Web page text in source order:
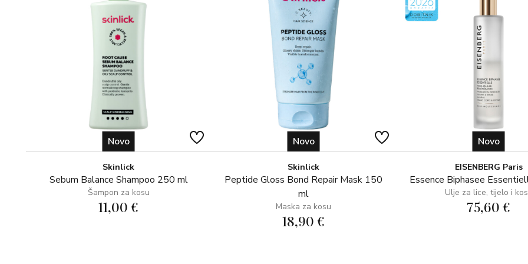
PROFESIONALNI SAVJETI
Također se može
PRIČA O PROIZVODU
Prilikom formuliranja proizvoda
kremu za kosu oštećenu
Od tada Crème Régénératrice
obnavljajućoj snazi biljnih
SASTOJCI
Aktivni sastojci
ekstrakt smeđe morske alge:
Novo
Skinlick
Sebum Balance Shampoo 250 ml
Šampon za kosu
11,00 €
Novo
Skinlick
Peptide Gloss Bond Repair Mask 150
ml
Maska za kosu
18,90 €
Novo
EISENBERG Paris
Essence Biphasee
Ulje za lice, tijelo i
75,60 €